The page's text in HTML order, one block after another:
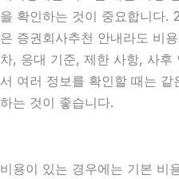
을 확인하는 것이 중요합니다
은 증권회사추천 안내라도 비
차, 응대 기준, 제한 사항, 사후
서 여러 정보를 확인할 때는
하는 것이 좋습니다.
비용이 있는 경우에는 기본 비